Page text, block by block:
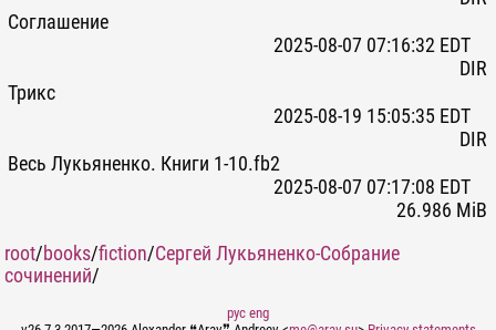
Соглашение
2025-08-07 07:16:32 EDT
DIR
Трикс
2025-08-19 15:05:35 EDT
DIR
Весь Лукьяненко. Книги 1-10.fb2
2025-08-07 07:17:08 EDT
26.986 MiB
root/books/fiction/Сергей Лукьяненко-Собрание
сочинений/
рус eng